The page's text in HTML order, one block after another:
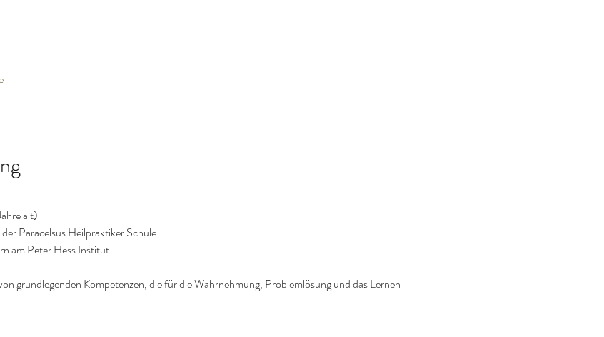
alt)
Paracelsus Heilpraktiker Schule
am Peter Hess Institut
grundlegenden Kompetenzen, die für die Wahrnehmung, Problemlösung und das Lernen